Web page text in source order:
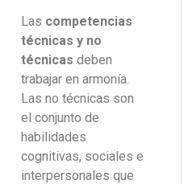
Las competencias
técnicas y no
técnicas deben
trabajar en armonía.
Las no técnicas son
el conjunto de
habilidades
cognitivas, sociales e
interpersonales que